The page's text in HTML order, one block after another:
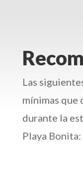
Las
mínimas que
durante la
Playa Bonita: